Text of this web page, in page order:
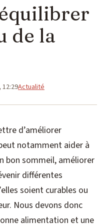
de la
12:29Catégories
Actualité
d’améliorer
notamment aider à
bon sommeil, améliorer
différentes
soient curables ou
Nous devons donc
alimentation et une